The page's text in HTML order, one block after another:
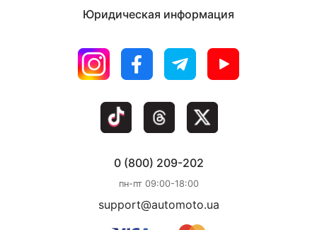
Юридическая информация
0 (800) 209-202
пн-пт 09:00-18:00
support@automoto.ua